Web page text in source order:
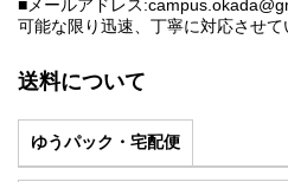
■メールアドレス
可能な限り迅速、丁寧に対応させて
送料について
ゆうパック・宅配便